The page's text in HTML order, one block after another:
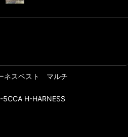
ネスベスト マルチ
H-HARNESS